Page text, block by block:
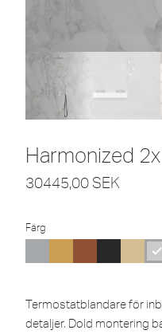
Harmonized
30445,00 SEK
Färg
Termostatblandare för
detaljer. Dold montering